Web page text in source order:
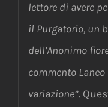
lettore di avere
il Purgatorio, un
dell’Anonimo
commento
variazione”.